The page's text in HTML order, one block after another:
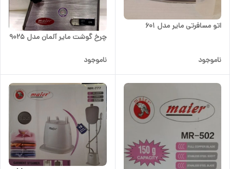
اتو مسافرتی مایر مدل 601
ناموجود
چرخ گوشت مایر آلمان مدل 9025
ناموجود